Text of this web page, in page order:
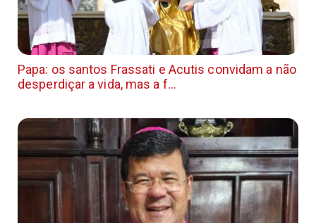
Papa: os santos Frassati e Acutis convidam a não
desperdiçar a vida, mas a f...